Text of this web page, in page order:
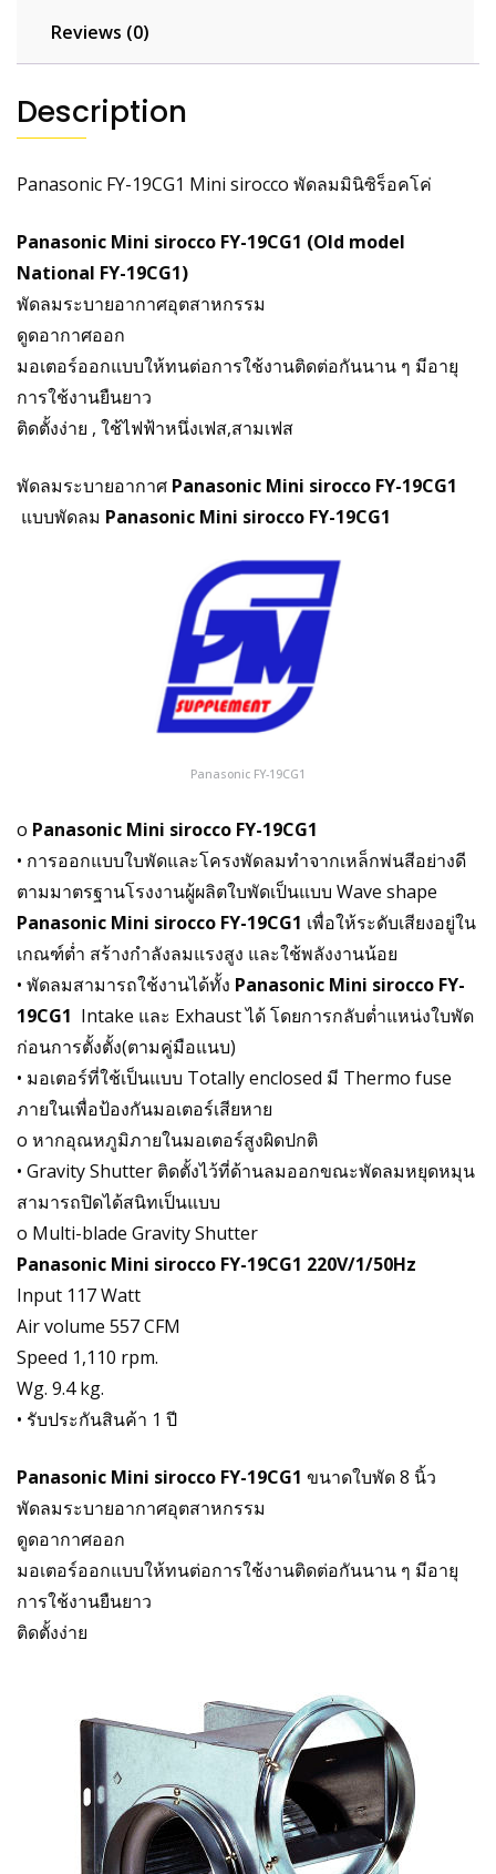
Reviews (0)
Description
Panasonic FY-19CG1 Mini sirocco พัดลมมินิซิร็อคโค่
Panasonic Mini sirocco FY-19CG1 (Old model
National FY-19CG1)
พัดลมระบายอากาศอุตสาหกรรม
ดูดอากาศออก
มอเตอร์ออกแบบให้ทนต่อการใช้งานติดต่อกันนาน ๆ มีอายุ
การใช้งานยืนยาว
ติดตั้งง่าย , ใช้ไฟฟ้าหนึ่งเฟส,สามเฟส
พัดลมระบายอากาศ Panasonic Mini sirocco FY-19CG1
แบบพัดลม Panasonic Mini sirocco FY-19CG1
Panasonic FY-19CG1
o Panasonic Mini sirocco FY-19CG1
• การออกแบบใบพัดและโครงพัดลมทำจากเหล็กพ่นสีอย่างดี
ตามมาตรฐานโรงงานผู้ผลิตใบพัดเป็นแบบ Wave shape
Panasonic Mini sirocco FY-19CG1 เพื่อให้ระดับเสียงอยู่ใน
เกณฑ์ต่ำ สร้างกำลังลมแรงสูง และใช้พลังงานน้อย
• พัดลมสามารถใช้งานได้ทั้ง Panasonic Mini sirocco FY-
19CG1 Intake และ Exhaust ได้ โดยการกลับต่ำแหน่งใบพัด
ก่อนการตั้งตั้ง(ตามคู่มือแนบ)
• มอเตอร์ที่ใช้เป็นแบบ Totally enclosed มี Thermo fuse
ภายในเพื่อป้องกันมอเตอร์เสียหาย
o หากอุณหภูมิภายในมอเตอร์สูงผิดปกติ
• Gravity Shutter ติดตั้งไว้ที่ด้านลมออกขณะพัดลมหยุดหมุน
สามารถปิดได้สนิทเป็นแบบ
o Multi-blade Gravity Shutter
Panasonic Mini sirocco FY-19CG1 220V/1/50Hz
Input 117 Watt
Air volume 557 CFM
Speed 1,110 rpm.
Wg. 9.4 kg.
• รับประกันสินค้า 1 ปี
Panasonic Mini sirocco FY-19CG1 ขนาดใบพัด 8 นิ้ว
พัดลมระบายอากาศอุตสาหกรรม
ดูดอากาศออก
มอเตอร์ออกแบบให้ทนต่อการใช้งานติดต่อกันนาน ๆ มีอายุ
การใช้งานยืนยาว
ติดตั้งง่าย